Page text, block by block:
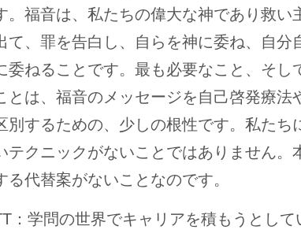
。福音は、私たちの偉大な神であり救い
て、罪を告白し、自らを神に委ね、自分
委ねることです。最も必要なこと、そし
とは、福音のメッセージを自己啓発療法
別するための、少しの根性です。私たち
テクニックがないことではありません。
る代替案がないことなのです。
：学問の世界でキャリアを積もうとし